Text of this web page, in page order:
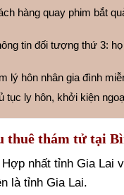
hàng quay phim bắt
tin đối tượng thứ 3:
lý hôn nhân gia đình
tục ly hôn, khởi kiện
thuê thám tử tại
Hợp nhất tỉnh Gia Lai
là tỉnh Gia Lai.